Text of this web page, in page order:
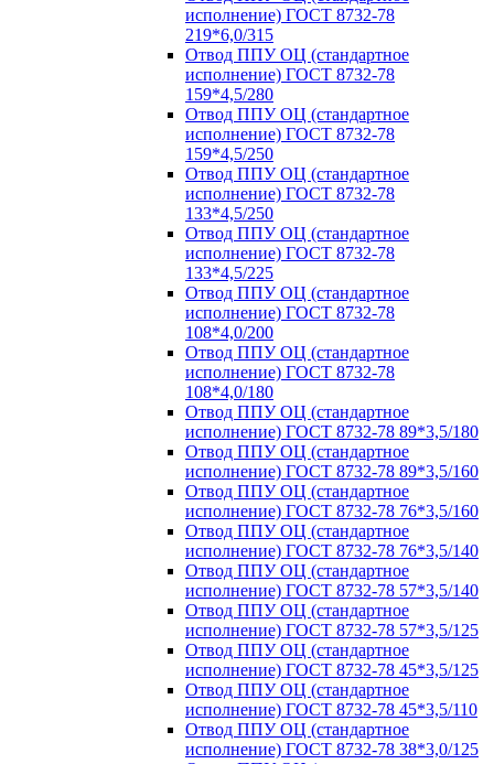
исполнение) ГОСТ 8732-78
219*6,0/315
Отвод ППУ ОЦ (стандартное
исполнение) ГОСТ 8732-78
159*4,5/280
Отвод ППУ ОЦ (стандартное
исполнение) ГОСТ 8732-78
159*4,5/250
Отвод ППУ ОЦ (стандартное
исполнение) ГОСТ 8732-78
133*4,5/250
Отвод ППУ ОЦ (стандартное
исполнение) ГОСТ 8732-78
133*4,5/225
Отвод ППУ ОЦ (стандартное
исполнение) ГОСТ 8732-78
108*4,0/200
Отвод ППУ ОЦ (стандартное
исполнение) ГОСТ 8732-78
108*4,0/180
Отвод ППУ ОЦ (стандартное
исполнение) ГОСТ 8732-78 89*3,5/180
Отвод ППУ ОЦ (стандартное
исполнение) ГОСТ 8732-78 89*3,5/160
Отвод ППУ ОЦ (стандартное
исполнение) ГОСТ 8732-78 76*3,5/160
Отвод ППУ ОЦ (стандартное
исполнение) ГОСТ 8732-78 76*3,5/140
Отвод ППУ ОЦ (стандартное
исполнение) ГОСТ 8732-78 57*3,5/140
Отвод ППУ ОЦ (стандартное
исполнение) ГОСТ 8732-78 57*3,5/125
Отвод ППУ ОЦ (стандартное
исполнение) ГОСТ 8732-78 45*3,5/125
Отвод ППУ ОЦ (стандартное
исполнение) ГОСТ 8732-78 45*3,5/110
Отвод ППУ ОЦ (стандартное
исполнение) ГОСТ 8732-78 38*3,0/125